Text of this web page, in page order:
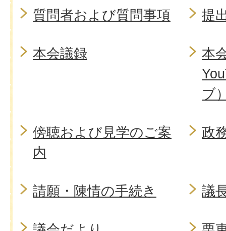
質問者および質問事項 提
本会議録
本
ブ
傍聴および見学のご案
内
政
請願・陳情の手続き 議